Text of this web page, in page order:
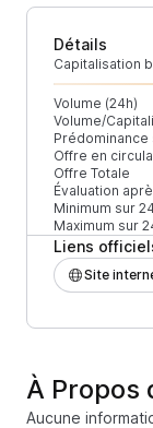
Détails
Capitalisation
Volume (24h)
Volume/
Prédominance
Offre en
Offre Totale
Évaluation
Minimum sur
Maximum sur
Liens
Site
À Propos
Aucune